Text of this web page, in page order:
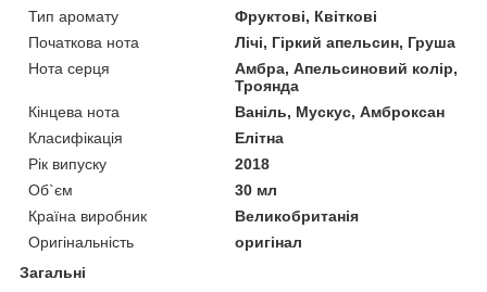
Тип аромату
Фруктові, Квіткові
Початкова нота
Лічі, Гіркий апельсин, Груша
Нота серця
Амбра, Апельсиновий колір,
Троянда
Кінцева нота
Ваніль, Мускус, Амброксан
Класифікація
Елітна
Рік випуску
2018
Об`єм
30 мл
Країна виробник
Великобританія
Оригінальність
оригінал
Загальні